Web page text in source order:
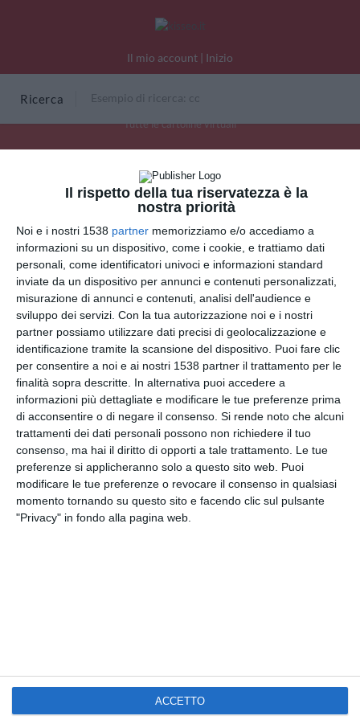
Il rispetto della tua riservatezza è la
nostra priorità
Noi e i nostri 1538 partner memorizziamo e/o accediamo a
informazioni su un dispositivo, come i cookie, e trattiamo dati
personali, come identificatori univoci e informazioni standard
inviate da un dispositivo per annunci e contenuti personalizzati,
misurazione di annunci e contenuti, analisi dell'audience e
sviluppo dei servizi. Con la tua autorizzazione noi e i nostri
partner possiamo utilizzare dati precisi di geolocalizzazione e
identificazione tramite la scansione del dispositivo. Puoi fare clic
per consentire a noi e ai nostri 1538 partner il trattamento per le
finalità sopra descritte. In alternativa puoi accedere a
informazioni più dettagliate e modificare le tue preferenze prima
di acconsentire o di negare il consenso. Si rende noto che alcuni
trattamenti dei dati personali possono non richiedere il tuo
consenso, ma hai il diritto di opporti a tale trattamento. Le tue
preferenze si applicheranno solo a questo sito web. Puoi
modificare le tue preferenze o revocare il consenso in qualsiasi
momento tornando su questo sito e facendo clic sul pulsante
"Privacy" in fondo alla pagina web.
ACCETTO
Il mio account | Inizio
Ricerca
Tutte le cartoline virtuali
Ci siamo uniti davanti a Dio
INVIA QUESTA CARTOLINA
via Email(GRATUITO)
CONDIVIDI QUESTA
CARTOLINA
Facebook, Twitter, WhatsApp, ...
VEDI ALTRE CARTOLINE DI
QUESTE CATEGORIE
Partecipazioni e Inviti
Partecipazioni di Matrimonio